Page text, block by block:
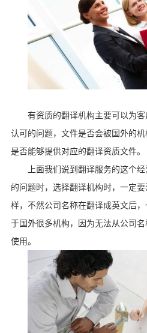
有资质的翻译机构主要可以为
认可的问题，文件是否会被国外的
是否能够提供对应的翻译资质文件。
上面我们说到翻译服务的这个
的问题时，选择翻译机构时，一定
样，不然公司名称在翻译成英文后
于国外很多机构，因为无法从公司
使用。